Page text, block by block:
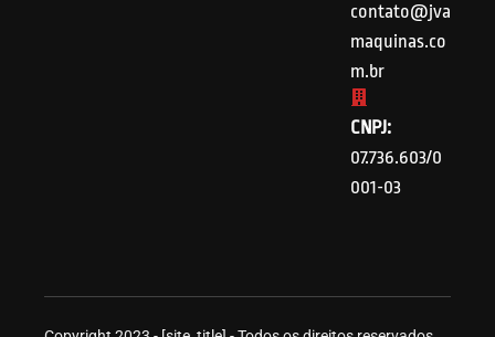
contato@jva
maquinas.co
m.br
CNPJ:
07.736.603/0
001-03